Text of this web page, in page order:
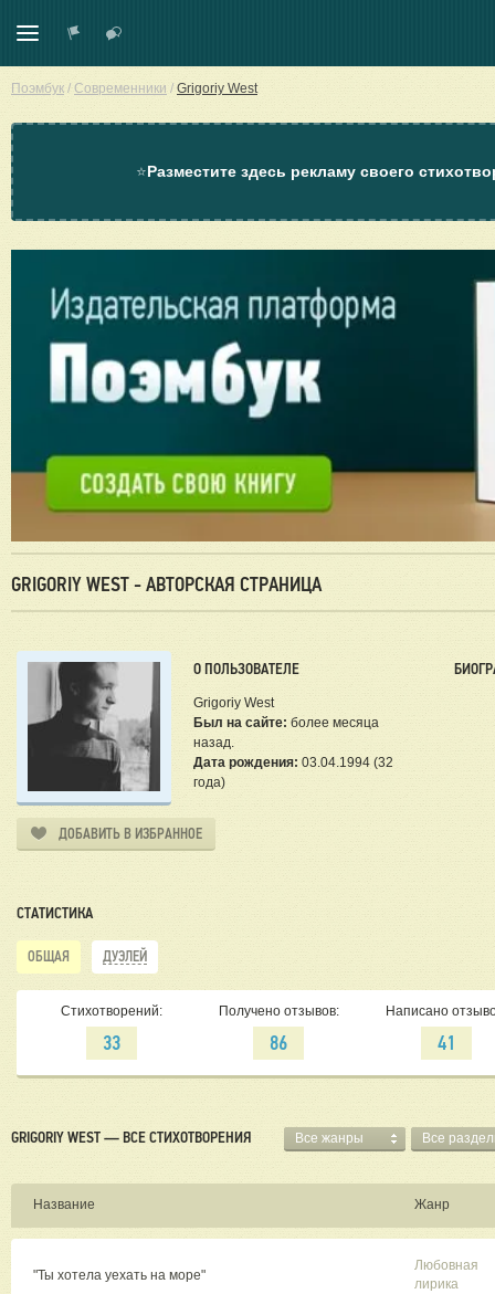
Поэмбук / Современники / Grigoriy West
⭐Разместите здесь рекламу своего
GRIGORIY WEST - АВТОРСКАЯ СТРАНИЦА
О ПОЛЬЗОВАТЕЛЕ
Grigoriy West
Был на сайте: более месяца
назад.
Дата рождения: 03.04.1994 (32
года)
ДОБАВИТЬ В ИЗБРАННОЕ
СТАТИСТИКА
ОБЩАЯ ДУЭЛЕЙ
Стихотворений:
33
Получено отзывов:
86
Написано
41
GRIGORIY WEST — ВСЕ СТИХОТВОРЕНИЯ Все жанры Все
Название Жанр
"Ты хотела уехать на море"
Любовная
лирика